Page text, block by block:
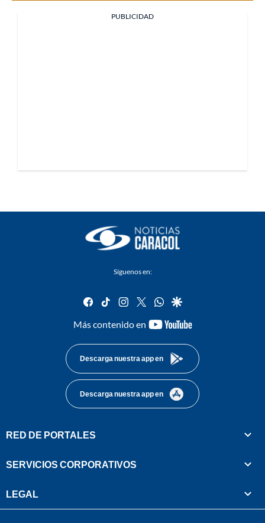
PUBLICIDAD
Síguenos en:
facebook
tiktok instagram
twitterwhatsapp
google
Más contenido en
youtube-
Descarga nuestra app en
Descarga nuestra app en
RED DE PORTALES
SERVICIOS CORPORATIVOS
LEGAL